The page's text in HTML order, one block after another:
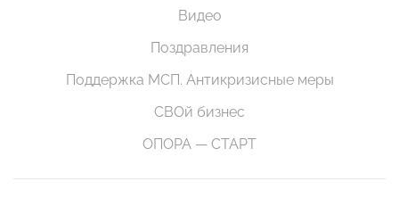
Видео
Поздравления
Поддержка МСП. Антикризисные меры
СВОй бизнес
ОПОРА — СТАРТ